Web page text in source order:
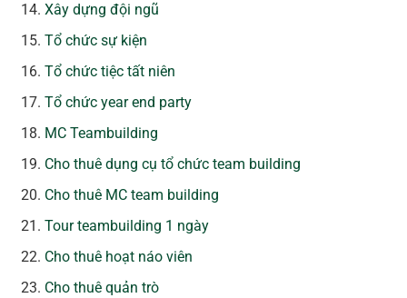
Xây dựng đội ngũ
Tổ chức sự kiện
Tổ chức tiệc tất niên
Tổ chức year end party
MC Teambuilding
Cho thuê dụng cụ tổ chức team building
Cho thuê MC team building
Tour teambuilding 1 ngày
Cho thuê hoạt náo viên
Cho thuê quản trò